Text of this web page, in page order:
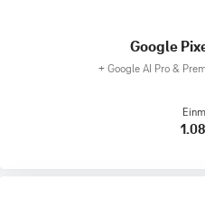
Google
+ Google AI Pro &